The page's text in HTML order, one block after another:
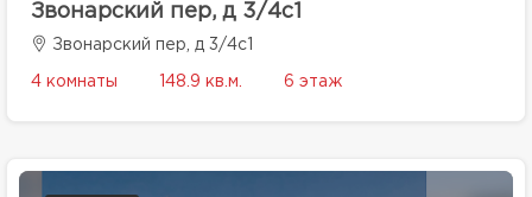
Звонарский пер, д 3/4с1
Звонарский пер, д 3/4с1
4 комнаты 148.9 кв.м. 6 этаж